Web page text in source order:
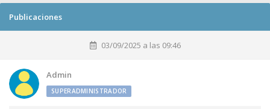
Publicaciones
03/09/2025 a las 09:46
Admin
SUPERADMINISTRADOR